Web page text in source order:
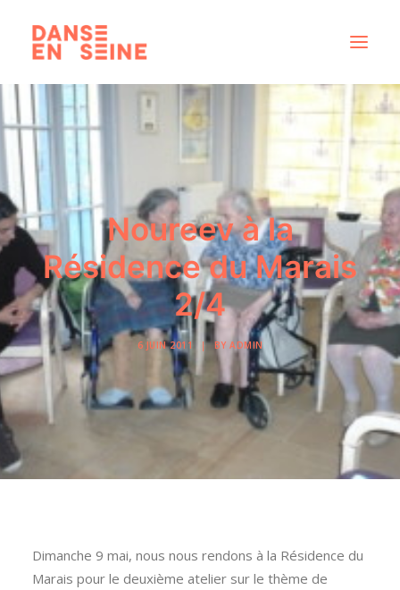
CRÉATIONS
DISPOSITIFS ARTISTIQUES
NOUS REJOINDRE
ACTUS
RECHERCHE
Noureev à la
Résidence du Marais
2/4
6 JUIN 2011 | BY ADMIN
Dimanche 9 mai, nous nous rendons à la Résidence du
Marais pour le deuxième atelier sur le thème de